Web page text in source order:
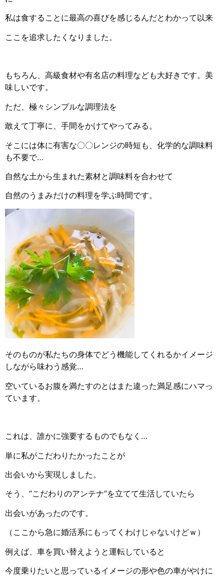
私は食することに最高の喜びを感じるんだとわかって以来
ここを追求したくなりました。
もちろん、高級食材や有名店の料理なども大好きです。美
味しいです。
ただ、極々シンプルな調理法を
敢えて丁寧に、手間をかけてやってみる。
そこには体に有害な〇〇レンジの時短も、化学的な調味料
も不要で…
自然な土から生まれた素材と調味料を合わせて
自然のうまみだけの料理を学ぶ時間です。
そのものが私たちの身体でどう機能してくれるかイメージ
しながら味わう感覚…
空いているお腹を満たすのとはまた違った満足感にハマっ
ています。
これは、誰かに強要するものでもなく…
単に私がこだわりたかったことが
出会いから実現しました。
そう、“こだわりのアンテナ“を立てて生活していたら
出会いがあったのです。
（ここから急に婚活系にもってくわけじゃないけどｗ）
例えば、車を買い替えようと運転していると
今度乗りたいと思っているイメージの形や色の車がやけに